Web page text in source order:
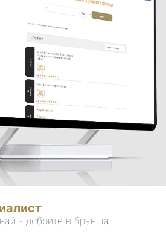
- добрите в бранша.